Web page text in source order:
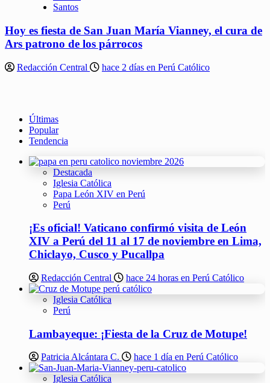
Santos
Hoy es fiesta de San Juan María Vianney, el cura de
Ars patrono de los párrocos
Redacción Central hace 2 días en Perú Católico
Últimas
Popular
Tendencia
Destacada
Iglesia Católica
Papa León XIV en Perú
Perú
¡Es oficial! Vaticano confirmó visita de León
XIV a Perú del 11 al 17 de noviembre en Lima,
Chiclayo, Cusco y Pucallpa
Redacción Central hace 24 horas en Perú Católico
Iglesia Católica
Perú
Lambayeque: ¡Fiesta de la Cruz de Motupe!
Patricia Alcántara C. hace 1 día en Perú Católico
Iglesia Católica